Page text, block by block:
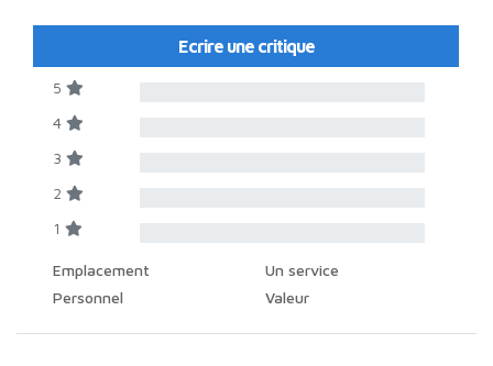
Ecrire une critique
5
4
3
2
1
Emplacement
Un service
Personnel
Valeur